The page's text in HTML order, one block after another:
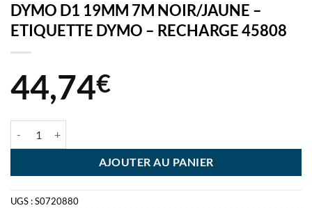
DYMO D1 19MM 7M NOIR/JAUNE –
ETIQUETTE DYMO – RECHARGE 45808
44,74€
AJOUTER AU PANIER
UGS :S0720880